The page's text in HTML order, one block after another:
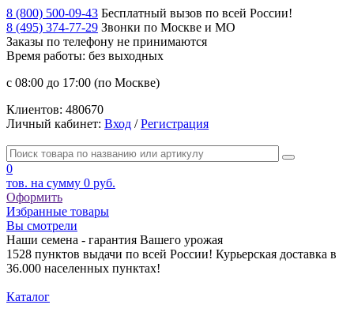
8 (800) 500-09-43 Бесплатный вызов по всей России!
8 (495) 374-77-29 Звонки по Москве и МО
Заказы по телефону не принимаются
Время работы: без выходных
с 08:00 до 17:00 (по Москве)
Клиентов: 480670
Личный кабинет: Вход /Регистрация
0
тов. на сумму 0 руб.
Оформить
Избранные товары
Вы смотрели
Наши семена - гарантия Вашего урожая
1528 пунктов выдачи по всей России! Курьерская доставка в
36.000 населенных пунктах!
Каталог